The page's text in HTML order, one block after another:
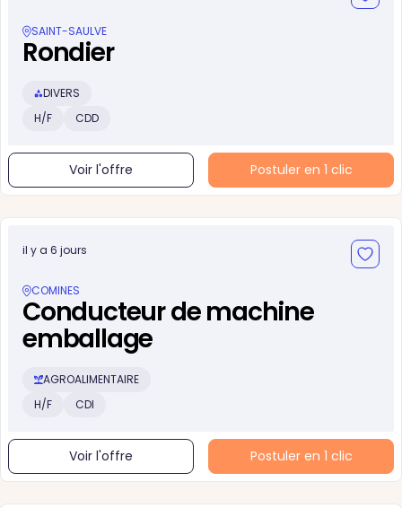
SAINT-SAULVE
Rondier
DIVERS
H/F
CDD
Voir l'offre Postuler en 1 clic
il y a 6 jours
COMINES
Conducteur de machine
emballage
AGROALIMENTAIRE
H/F
CDI
Voir l'offre Postuler en 1 clic